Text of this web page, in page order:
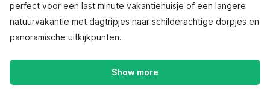
perfect voor een last minute vakantiehuisje of een langere
natuurvakantie met dagtripjes naar schilderachtige dorpjes en
panoramische uitkijkpunten.
Show more